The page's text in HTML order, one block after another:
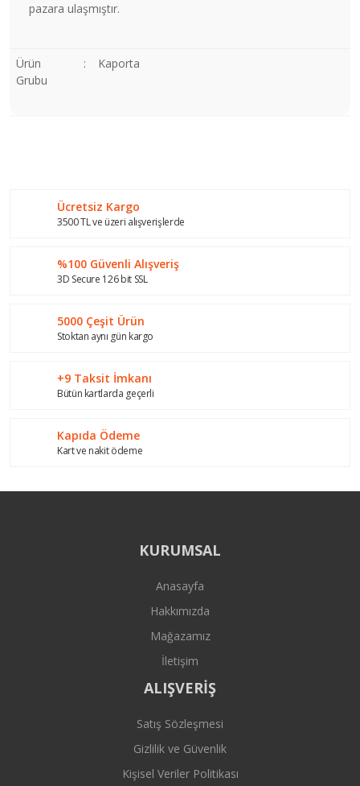
pazara ulaşmıştır.
Ürün
Grubu
: Kaporta
Ürün resmi kalitesiz, bozuk veya görüntülenemiyor.
Ürün bilgilerinde hatalar bulunuyor.
Bu ürüne benzer farklı alternatifler olmalı.
Ücretsiz Kargo
3500 TL ve üzeri alışverişlerde
%100 Güvenli Alışveriş
3D Secure 126 bit SSL
5000 Çeşit Ürün
Stoktan aynı gün kargo
+9 Taksit İmkanı
Bütün kartlarda geçerli
Kapıda Ödeme
Kart ve nakit ödeme
KURUMSAL
Anasayfa
Hakkımızda
Mağazamız
İletişim
ALIŞVERİŞ
Satış Sözleşmesi
Gizlilik ve Güvenlik
Kişisel Veriler Politikası